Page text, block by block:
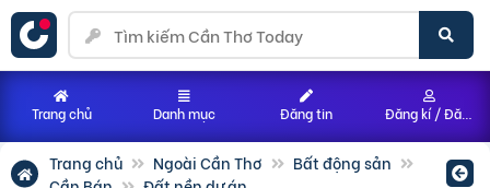
Trang chủ Ngoài Cần Thơ
Bất động sản
Trang chủ Danh mục Đăng tin